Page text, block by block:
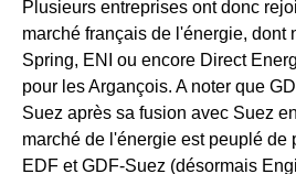
Plusieurs entreprises ont donc
marché français de l'énergie, dont
Spring, ENI ou encore Direct
pour les Argançois. A noter que
Suez après sa fusion avec Suez
marché de l'énergie est peuplé de
EDF et GDF-Suez (désormais